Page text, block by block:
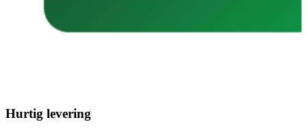
Hurtig levering